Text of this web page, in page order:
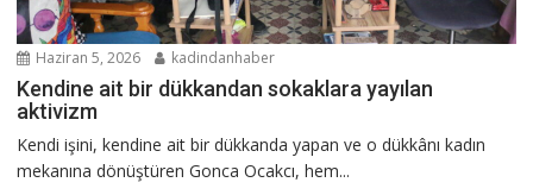
Haziran 5, 2026 kadindanhaber
Kendine ait bir dükkandan sokaklara yayılan
aktivizm
Kendi işini, kendine ait bir dükkanda yapan ve o dükkânı kadın
mekanına dönüştüren Gonca Ocakcı, hem...